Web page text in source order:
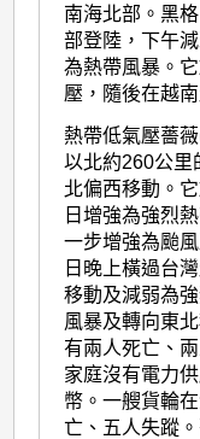
南海北部。黑
部登陸，下午
為熱帶風暴。
壓，隨後在越
熱帶低氣壓薔
以北約260公里
北偏西移動。
日增強為強烈
一步增強為颱
日晚上橫過台
移動及減弱為
風暴及轉向東
有兩人死亡、
家庭沒有電力
幣。一艘貨輪
亡、五人失蹤